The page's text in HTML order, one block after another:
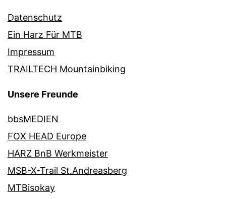
Datenschutz
Ein Harz Für MTB
Impressum
TRAILTECH Mountainbiking
Unsere Freunde
bbsMEDIEN
FOX HEAD Europe
HARZ BnB Werkmeister
MSB-X-Trail St.Andreasberg
MTBisokay